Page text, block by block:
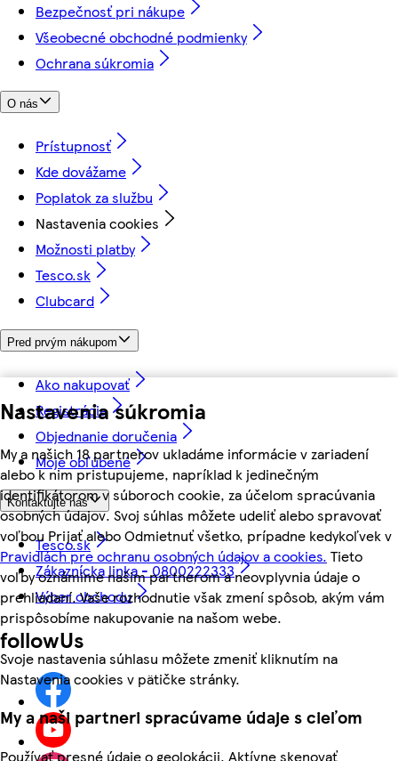
Nastavenia súkromia
My a našich 18 partnerov ukladáme informácie v zariadení
alebo k nim pristupujeme, napríklad k jedinečným
identifikátorom v súboroch cookie, za účelom spracúvania
osobných údajov. Svoj súhlas môžete udeliť alebo spravovať
voľbou Prijať alebo Odmietnuť všetko, prípadne kedykoľvek v
Pravidlách pre ochranu osobných údajov a cookies. Tieto
voľby oznámime našim partnerom a neovplyvnia údaje o
prehliadaní. Vaše rozhodnutie však zmení spôsob, akým vám
prispôsobíme nakupovanie na našom webe.
Svoje nastavenia súhlasu môžete zmeniť kliknutím na
Nastavenia cookies v pätičke stránky.
My a naši partneri spracúvame údaje s cieľom
Používať presné údaje o geolokácii. Aktívne skenovať
Bezpečnosť pri nákupe
Všeobecné obchodné podmienky
Ochrana súkromia
O nás
Prístupnosť
Kde dovážame
Poplatok za službu
Nastavenia cookies
Možnosti platby
Tesco.sk
Clubcard
Pred prvým nákupom
Ako nakupovať
Registrácia
Objednanie doručenia
Moje obľúbené
Kontaktujte nás
Tesco.sk
Zákaznícka linka - 0800222333
Výber obchodu
followUs